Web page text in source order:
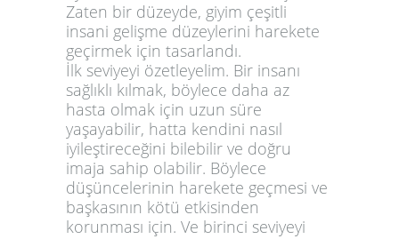
Zaten bir düzeyde, giyim çeşitli
insani gelişme düzeylerini harekete
geçirmek için tasarlandı.
İlk seviyeyi özetleyelim. Bir insanı
sağlıklı kılmak, böylece daha az
hasta olmak için uzun süre
yaşayabilir, hatta kendini nasıl
iyileştireceğini bilebilir ve doğru
imaja sahip olabilir. Böylece
düşüncelerinin harekete geçmesi ve
başkasının kötü etkisinden
korunması için. Ve birinci seviyeyi